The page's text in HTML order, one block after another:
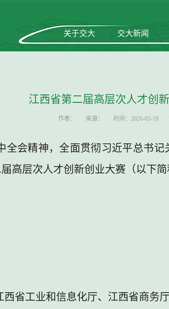
关于交大 交大新闻
江西省第二届高层次人才创
作者： 来源： 时间：2026-05-19
全会精神，全面贯彻习近平总书
高层次人才创新创业大赛（以下简
省工业和信息化厅、江西省商务厅